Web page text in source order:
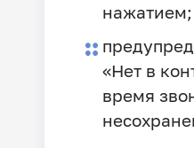
нажатием;
«Нет в
время